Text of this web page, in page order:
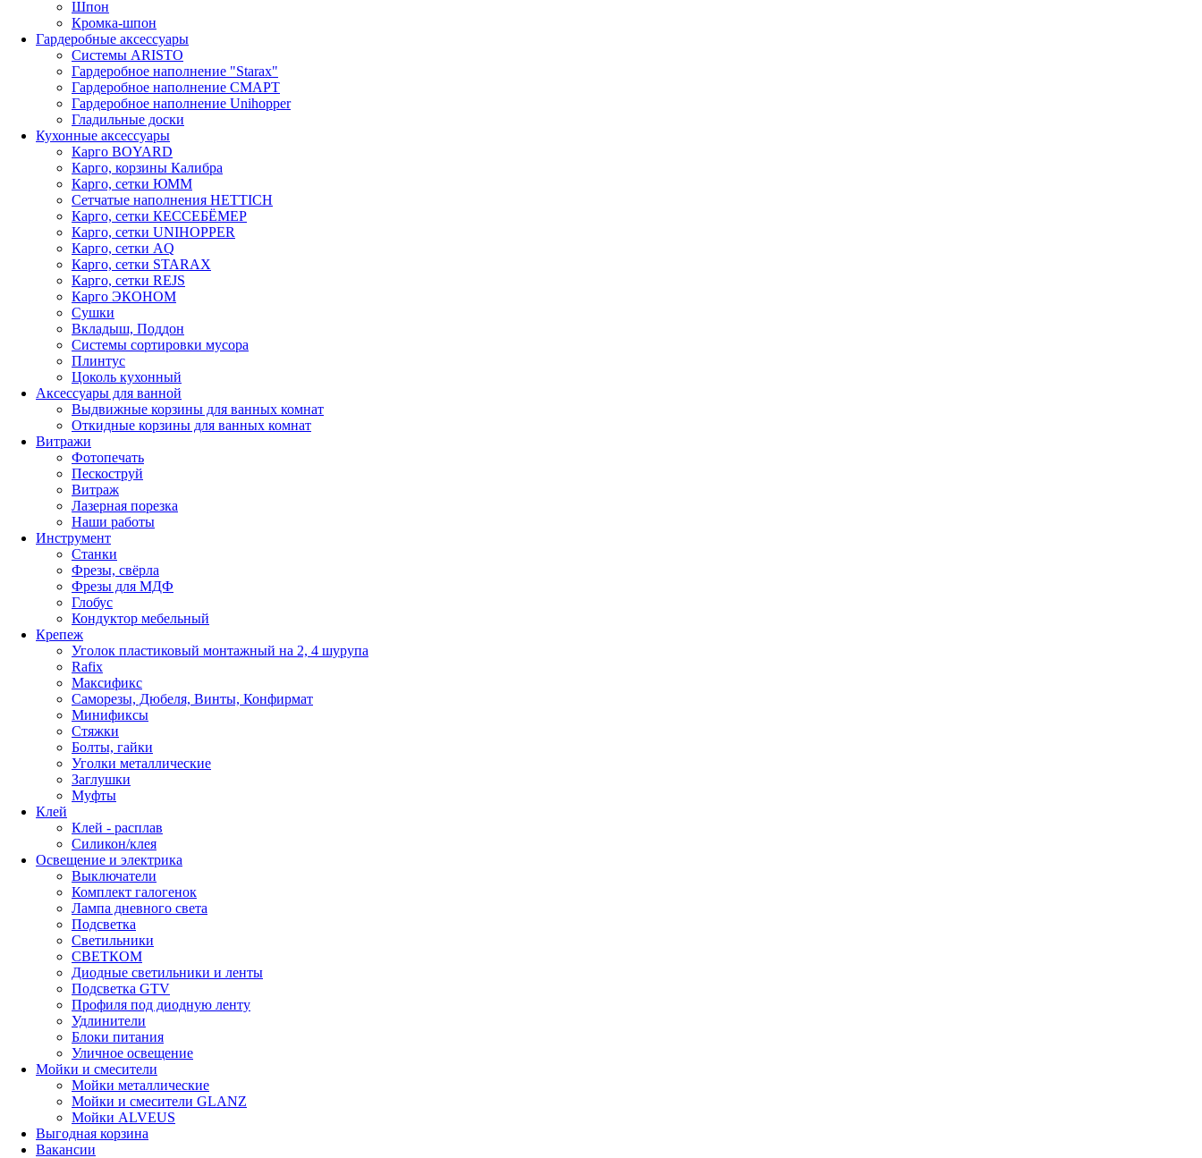
Шпон
Кромка-шпон
Гардеробные аксессуары
Системы ARISTO
Гардеробное наполнение "Starax"
Гардеробное наполнение СМАРТ
Гардеробное наполнение Unihopper
Гладильные доски
Кухонные аксессуары
Карго BOYARD
Карго, корзины Калибра
Карго, сетки ЮММ
Сетчатые наполнения HETTICH
Карго, сетки КЕССЕБЁМЕР
Карго, сетки UNIHOPPER
Карго, сетки AQ
Карго, сетки STARAX
Карго, сетки REJS
Карго ЭКОНОМ
Сушки
Вкладыш, Поддон
Системы сортировки мусора
Плинтус
Цоколь кухонный
Аксессуары для ванной
Выдвижные корзины для ванных комнат
Откидные корзины для ванных комнат
Витражи
Фотопечать
Пескоструй
Витраж
Лазерная порезка
Наши работы
Инструмент
Станки
Фрезы, свёрла
Фрезы для МДФ
Глобус
Кондуктор мебельный
Крепеж
Уголок пластиковый монтажный на 2, 4 шурупа
Rafix
Максификс
Саморезы, Дюбеля, Винты, Конфирмат
Минификсы
Стяжки
Болты, гайки
Уголки металлические
Заглушки
Муфты
Клей
Клей - расплав
Силикон/клея
Освещение и электрика
Выключатели
Комплект галогенок
Лампа дневного света
Подсветка
Светильники
СВЕТКОМ
Диодные светильники и ленты
Подсветка GTV
Профиля под диодную ленту
Удлинители
Блоки питания
Уличное освещение
Мойки и смесители
Мойки металлические
Мойки и смесители GLANZ
Мойки ALVEUS
Выгодная корзина
Вакансии